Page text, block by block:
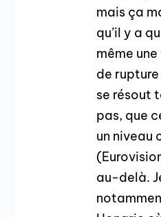
mais ça
qu’il y a
même
de rupture
se résout
pas, que
un niveau
au-delà.